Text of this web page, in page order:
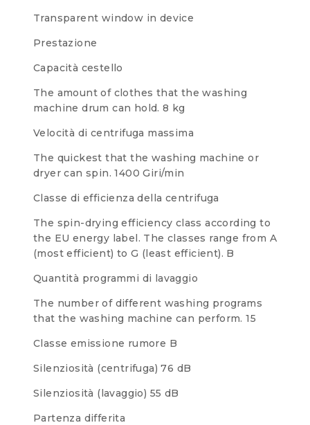
Transparent window in device
Prestazione
Capacità cestello
The amount of clothes that the washing
machine drum can hold. 8 kg
Velocità di centrifuga massima
The quickest that the washing machine or
dryer can spin. 1400 Giri/min
Classe di efficienza della centrifuga
The spin-drying efficiency class according to
the EU energy label. The classes range from A
(most efficient) to G (least efficient). B
Quantità programmi di lavaggio
The number of different washing programs
that the washing machine can perform. 15
Classe emissione rumore B
Silenziosità (centrifuga) 76 dB
Silenziosità (lavaggio) 55 dB
Partenza differita